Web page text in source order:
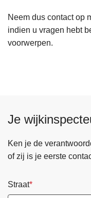
Neem dus contact op
indien u vragen hebt
voorwerpen.
Je
Ken je de
of zij is je eerste
Straat